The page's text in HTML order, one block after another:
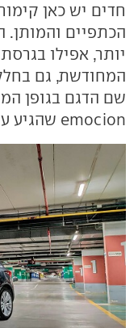
חדים יש כאן
הכתפיים והמותן.
יותר, אפילו
המחודשת, גם
emocion שהגיע על חלק מדגמי הלאון בדור השני.